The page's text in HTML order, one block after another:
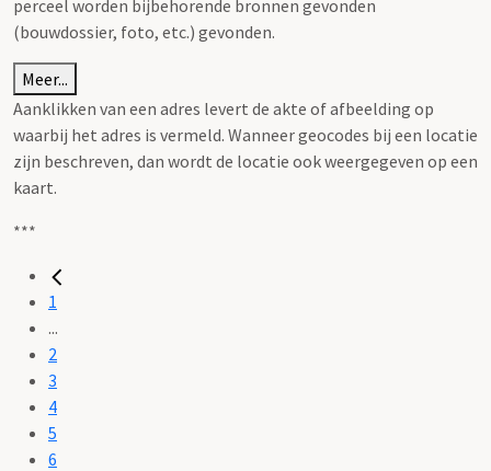
perceel worden bijbehorende bronnen gevonden
(bouwdossier, foto, etc.) gevonden.
Meer...
Aanklikken van een adres levert de akte of afbeelding op
waarbij het adres is vermeld. Wanneer geocodes bij een locatie
zijn beschreven, dan wordt de locatie ook weergegeven op een
kaart.
***
1
...
2
3
4
5
6